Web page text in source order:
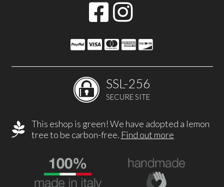
SSL-256
SECURE SITE
This eshop is green! We have adopted a lemon
tree to be carbon-free. Find out more